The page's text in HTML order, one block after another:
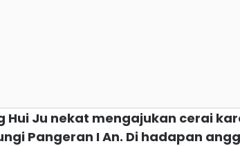
Hui Ju nekat mengajukan cerai
Pangeran I An. Di hadapan